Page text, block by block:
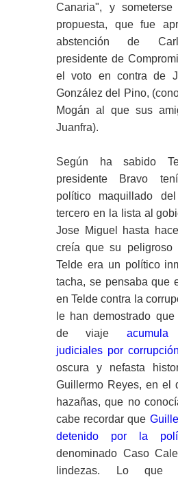
Canaria", y
propuesta, que fue
abstención de
presidente de
el voto en contra de
González del Pino,
Mogán al que sus
Juanfra).
Según ha sabido
presidente Bravo
político maquillado
tercero en la lista al
Jose Miguel hasta
creía que su peligroso
Telde era un político
tacha, se pensaba que
en Telde contra la
le han demostrado
de viaje acumula
judiciales por
oscura y nefasta
Guillermo Reyes, en el
hazañas, que no
cabe recordar que
detenido por la
denominado Caso
lindezas. Lo que